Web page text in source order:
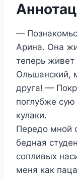
—
Арина. Она
теперь
Ольшанский,
друга! —
поглубже
кулаки.
Передо мной
бедная
сопливых
меня как